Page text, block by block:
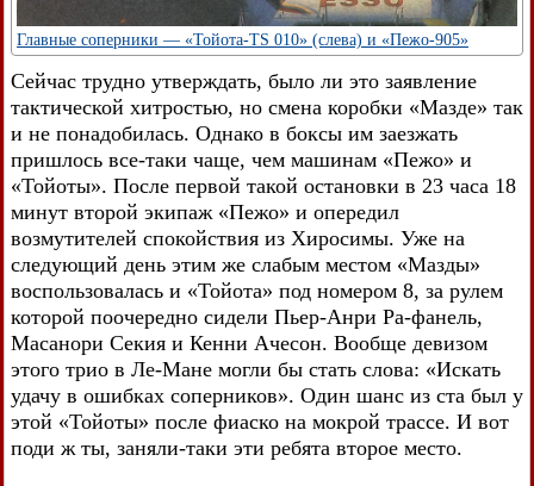
Главные соперники — «Тойота-TS 010» (слева) и «Пежо-905»
Сейчас трудно утверждать, было ли это заявление
тактической хитростью, но смена коробки «Мазде» так
и не понадобилась. Однако в боксы им заезжать
пришлось все-таки чаще, чем машинам «Пежо» и
«Тойоты». После первой такой остановки в 23 часа 18
минут второй экипаж «Пежо» и опередил
возмутителей спокойствия из Хиросимы. Уже на
следующий день этим же слабым местом «Мазды»
воспользовалась и «Тойота» под номером 8, за рулем
которой поочередно сидели Пьер-Анри Ра-фанель,
Масанори Секия и Кенни Ачесон. Вообще девизом
этого трио в Ле-Мане могли бы стать слова: «Искать
удачу в ошибках соперников». Один шанс из ста был у
этой «Тойоты» после фиаско на мокрой трассе. И вот
поди ж ты, заняли-таки эти ребята второе место.